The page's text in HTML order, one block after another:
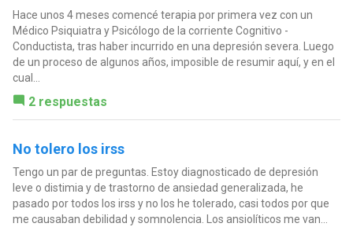
Hace unos 4 meses comencé terapia por primera vez con un
Médico Psiquiatra y Psicólogo de la corriente Cognitivo -
Conductista, tras haber incurrido en una depresión severa. Luego
de un proceso de algunos años, imposible de resumir aquí, y en el
cual...
2 respuestas
No tolero los irss
Tengo un par de preguntas. Estoy diagnosticado de depresión
leve o distimia y de trastorno de ansiedad generalizada, he
pasado por todos los irss y no los he tolerado, casi todos por que
me causaban debilidad y somnolencia. Los ansiolíticos me van...